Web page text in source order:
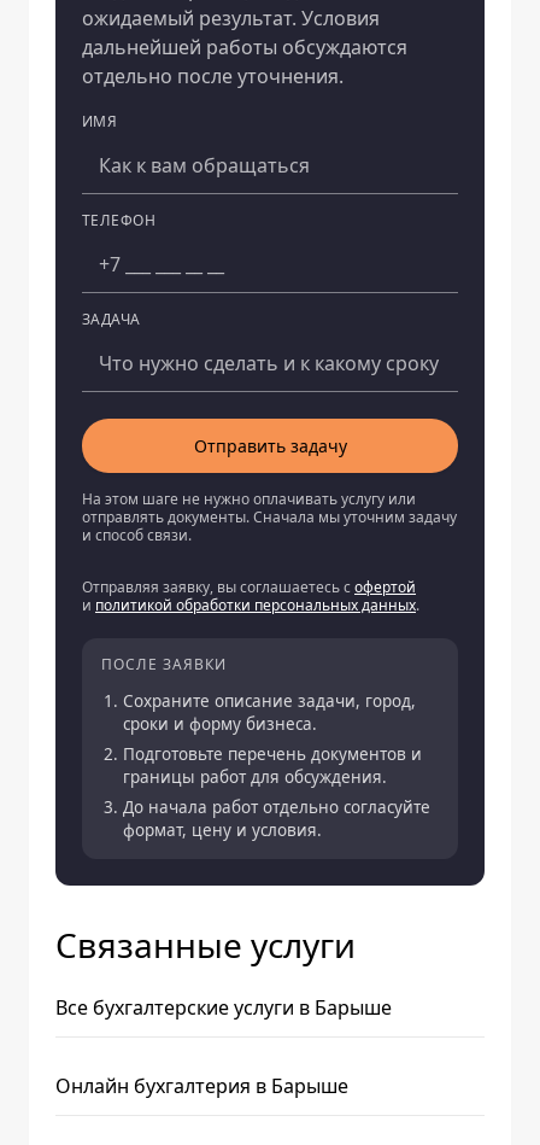
ожидаемый результат. Условия
дальнейшей работы обсуждаются
отдельно после уточнения.
ИМЯ
ТЕЛЕФОН
ЗАДАЧА
Компания
Отправить задачу
На этом шаге не нужно оплачивать услугу или
отправлять документы. Сначала мы уточним задачу
и способ связи.
Отправляя заявку, вы соглашаетесь софертой
и политикой обработки персональных данных.
ПОСЛЕ ЗАЯВКИ
Сохраните описание задачи, город,
сроки и форму бизнеса.
Подготовьте перечень документов и
границы работ для обсуждения.
До начала работ отдельно согласуйте
формат, цену и условия.
Связанные услуги
Все бухгалтерские услуги в Барыше
Онлайн бухгалтерия в Барыше